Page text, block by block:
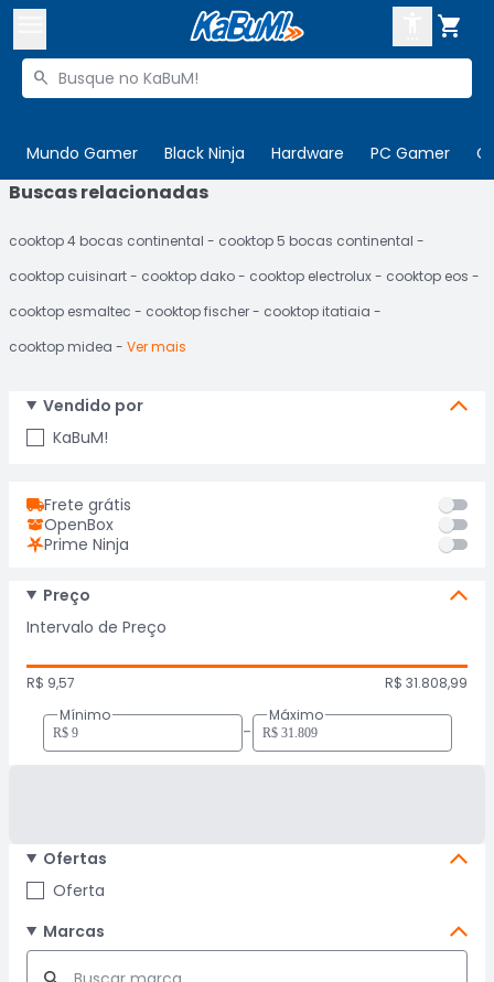

Buscar produtos

Mundo Gamer Black Ninja Hardware PC Gamer

 Departamentos
Mais Vendidos
Ativar tradutor em libras
ENTRE
CADASTRE-SE
Buscas relacionadas
cooktop 4 bocas continental
cooktop 5 bocas continental
cooktop cuisinart
cooktop dako cooktop electrolux
cooktop eos
cooktop esmaltec
cooktop fischer
cooktop itatiaia
cooktop midea
Ver mais
Vendido por
KaBuM!
Frete grátis
OpenBox
Prime Ninja
Preço
Intervalo de Preço
R$ 9,57
R$ 31.808,99
Mínimo
-
Máximo
Ofertas
Oferta
Marcas